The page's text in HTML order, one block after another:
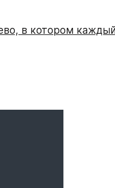
в котором